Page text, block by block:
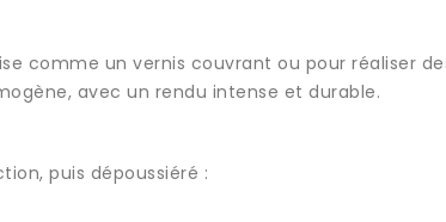
comme un vernis couvrant ou pour réaliser
avec un rendu intense et durable.
puis dépoussiéré :